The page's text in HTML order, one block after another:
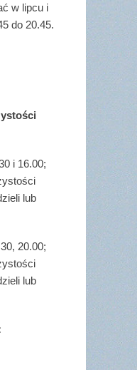
w lipcu i
do 20.45.
i 16.00;
lub
20.00;
lub